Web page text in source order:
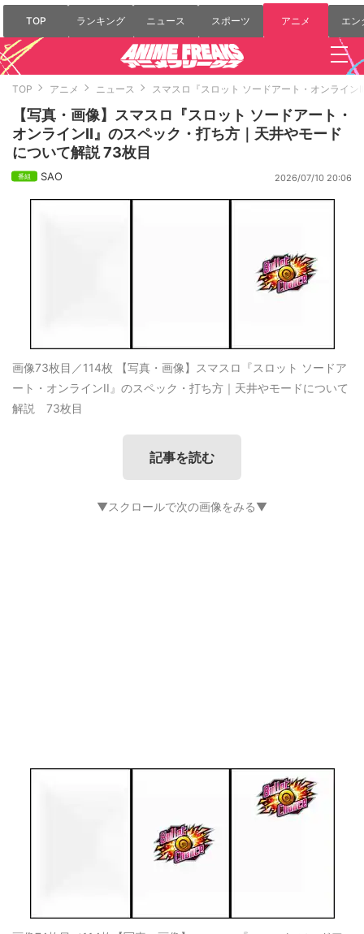
TOP ランキング ニュース スポーツ アニメ エン
TOP アニメ ニュース スマスロ『スロット ソードアート・オンライ
【写真・画像】スマスロ『スロット ソードアート・
オンラインII』のスペック・打ち方｜天井やモード
について解説 73枚目
SAO 2026/07/10 20:06
画像73枚目／114枚 【写真・画像】スマスロ『スロット ソードア
ート・オンラインII』のスペック・打ち方｜天井やモードについて
解説 73枚目
記事を読む
▼スクロールで次の画像をみる▼